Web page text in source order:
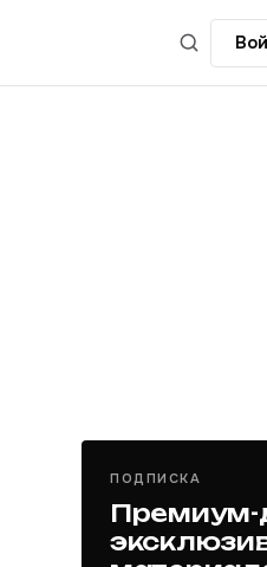
ПОДПИСКА
Премиум-